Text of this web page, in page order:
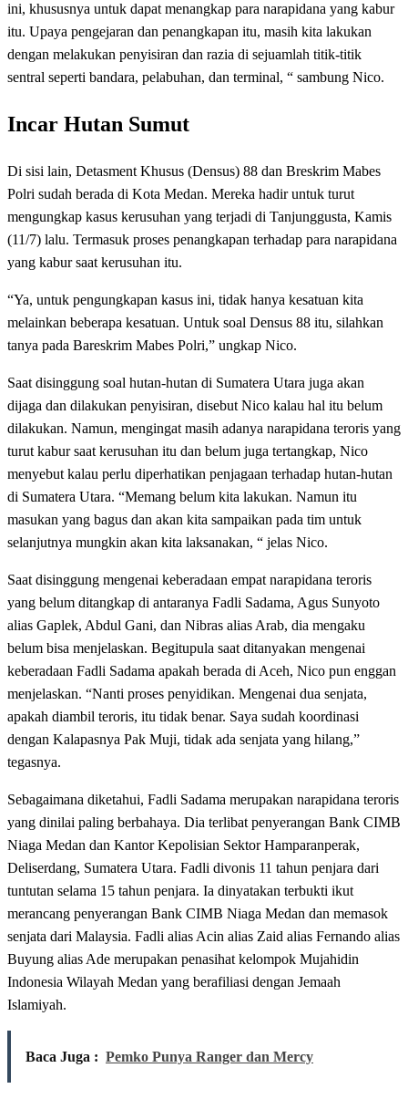
ini, khususnya untuk dapat menangkap para narapidana yang kabur
itu. Upaya pengejaran dan penangkapan itu, masih kita lakukan
dengan melakukan penyisiran dan razia di sejuamlah titik-titik
sentral seperti bandara, pelabuhan, dan terminal, “ sambung Nico.
Incar Hutan Sumut
Di sisi lain, Detasment Khusus (Densus) 88 dan Breskrim Mabes
Polri sudah berada di Kota Medan. Mereka hadir untuk turut
mengungkap kasus kerusuhan yang terjadi di Tanjunggusta, Kamis
(11/7) lalu. Termasuk proses penangkapan terhadap para narapidana
yang kabur saat kerusuhan itu.
“Ya, untuk pengungkapan kasus ini, tidak hanya kesatuan kita
melainkan beberapa kesatuan. Untuk soal Densus 88 itu, silahkan
tanya pada Bareskrim Mabes Polri,” ungkap Nico.
Saat disinggung soal hutan-hutan di Sumatera Utara juga akan
dijaga dan dilakukan penyisiran, disebut Nico kalau hal itu belum
dilakukan. Namun, mengingat masih adanya narapidana teroris yang
turut kabur saat kerusuhan itu dan belum juga tertangkap, Nico
menyebut kalau perlu diperhatikan penjagaan terhadap hutan-hutan
di Sumatera Utara. “Memang belum kita lakukan. Namun itu
masukan yang bagus dan akan kita sampaikan pada tim untuk
selanjutnya mungkin akan kita laksanakan, “ jelas Nico.
Saat disinggung mengenai keberadaan empat narapidana teroris
yang belum ditangkap di antaranya Fadli Sadama, Agus Sunyoto
alias Gaplek, Abdul Gani, dan Nibras alias Arab, dia mengaku
belum bisa menjelaskan. Begitupula saat ditanyakan mengenai
keberadaan Fadli Sadama apakah berada di Aceh, Nico pun enggan
menjelaskan. “Nanti proses penyidikan. Mengenai dua senjata,
apakah diambil teroris, itu tidak benar. Saya sudah koordinasi
dengan Kalapasnya Pak Muji, tidak ada senjata yang hilang,”
tegasnya.
Sebagaimana diketahui, Fadli Sadama merupakan narapidana teroris
yang dinilai paling berbahaya. Dia terlibat penyerangan Bank CIMB
Niaga Medan dan Kantor Kepolisian Sektor Hamparanperak,
Deliserdang, Sumatera Utara. Fadli divonis 11 tahun penjara dari
tuntutan selama 15 tahun penjara. Ia dinyatakan terbukti ikut
merancang penyerangan Bank CIMB Niaga Medan dan memasok
senjata dari Malaysia. Fadli alias Acin alias Zaid alias Fernando alias
Buyung alias Ade merupakan penasihat kelompok Mujahidin
Indonesia Wilayah Medan yang berafiliasi dengan Jemaah
Islamiyah.
Baca Juga : Pemko Punya Ranger dan Mercy